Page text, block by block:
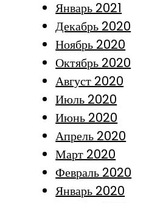
Январь 2021
Декабрь 2020
Ноябрь 2020
Октябрь 2020
Август 2020
Июль 2020
Июнь 2020
Апрель 2020
Март 2020
Февраль 2020
Январь 2020